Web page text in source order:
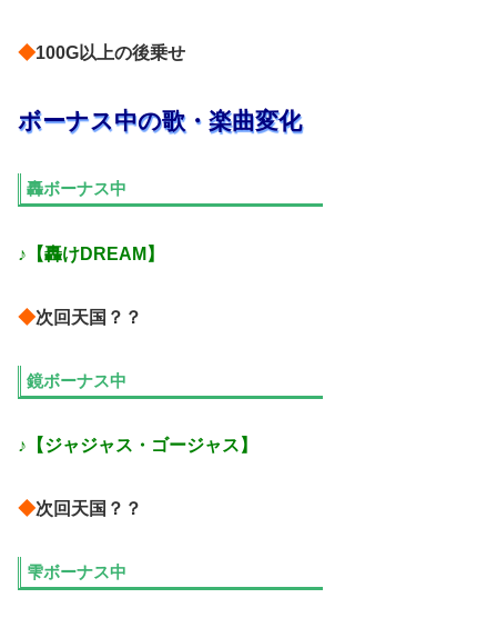
◆100G以上の後乗せ
ボーナス中の歌・楽曲変化
轟ボーナス中
♪【轟けDREAM】
◆次回天国？？
鏡ボーナス中
♪【ジャジャス・ゴージャス】
◆次回天国？？
雫ボーナス中